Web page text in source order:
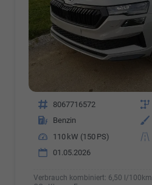
Fahrzeugnr. 8067716572 Getriebe
Kraftstoff
Benzin Außenfarbe
Leistung
110 kW (150 PS) Kilometerstand
01.05.2026
Verbrauch kombiniert: 6,50 l/100km